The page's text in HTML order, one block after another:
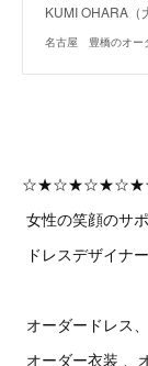
KUMI OHARA
名古屋 豊橋のオー
女性の笑顔のサ
ドレスデザイナ
オーダードレス
オーダー衣装 、